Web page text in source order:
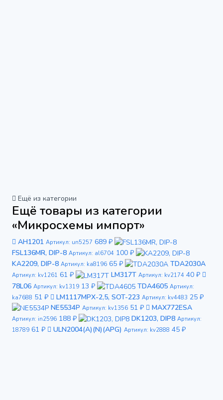
Ещё из категории
Ещё товары из категории
«Микросхемы импорт»
AH1201 Артикул: un5257 689 ₽
FSL136MR, DIP-8 Артикул: al6704 100 ₽
KA2209, DIP-8 Артикул: ka8196 65 ₽ TDA2030A
Артикул: kv1261 61 ₽ LM317T Артикул: kv2174 40 ₽
78L06 Артикул: kv1319 13 ₽ TDA4605 Артикул:
ka7688 51 ₽ LM1117MPX-2,5, SOT-223 Артикул: kv4483 25 ₽
NE5534P Артикул: kv1356 51 ₽ MAX772ESA
Артикул: in2596 188 ₽ DK1203, DIP8 Артикул:
18789 61 ₽ ULN2004(A)(N)(APG) Артикул: kv2888 45 ₽